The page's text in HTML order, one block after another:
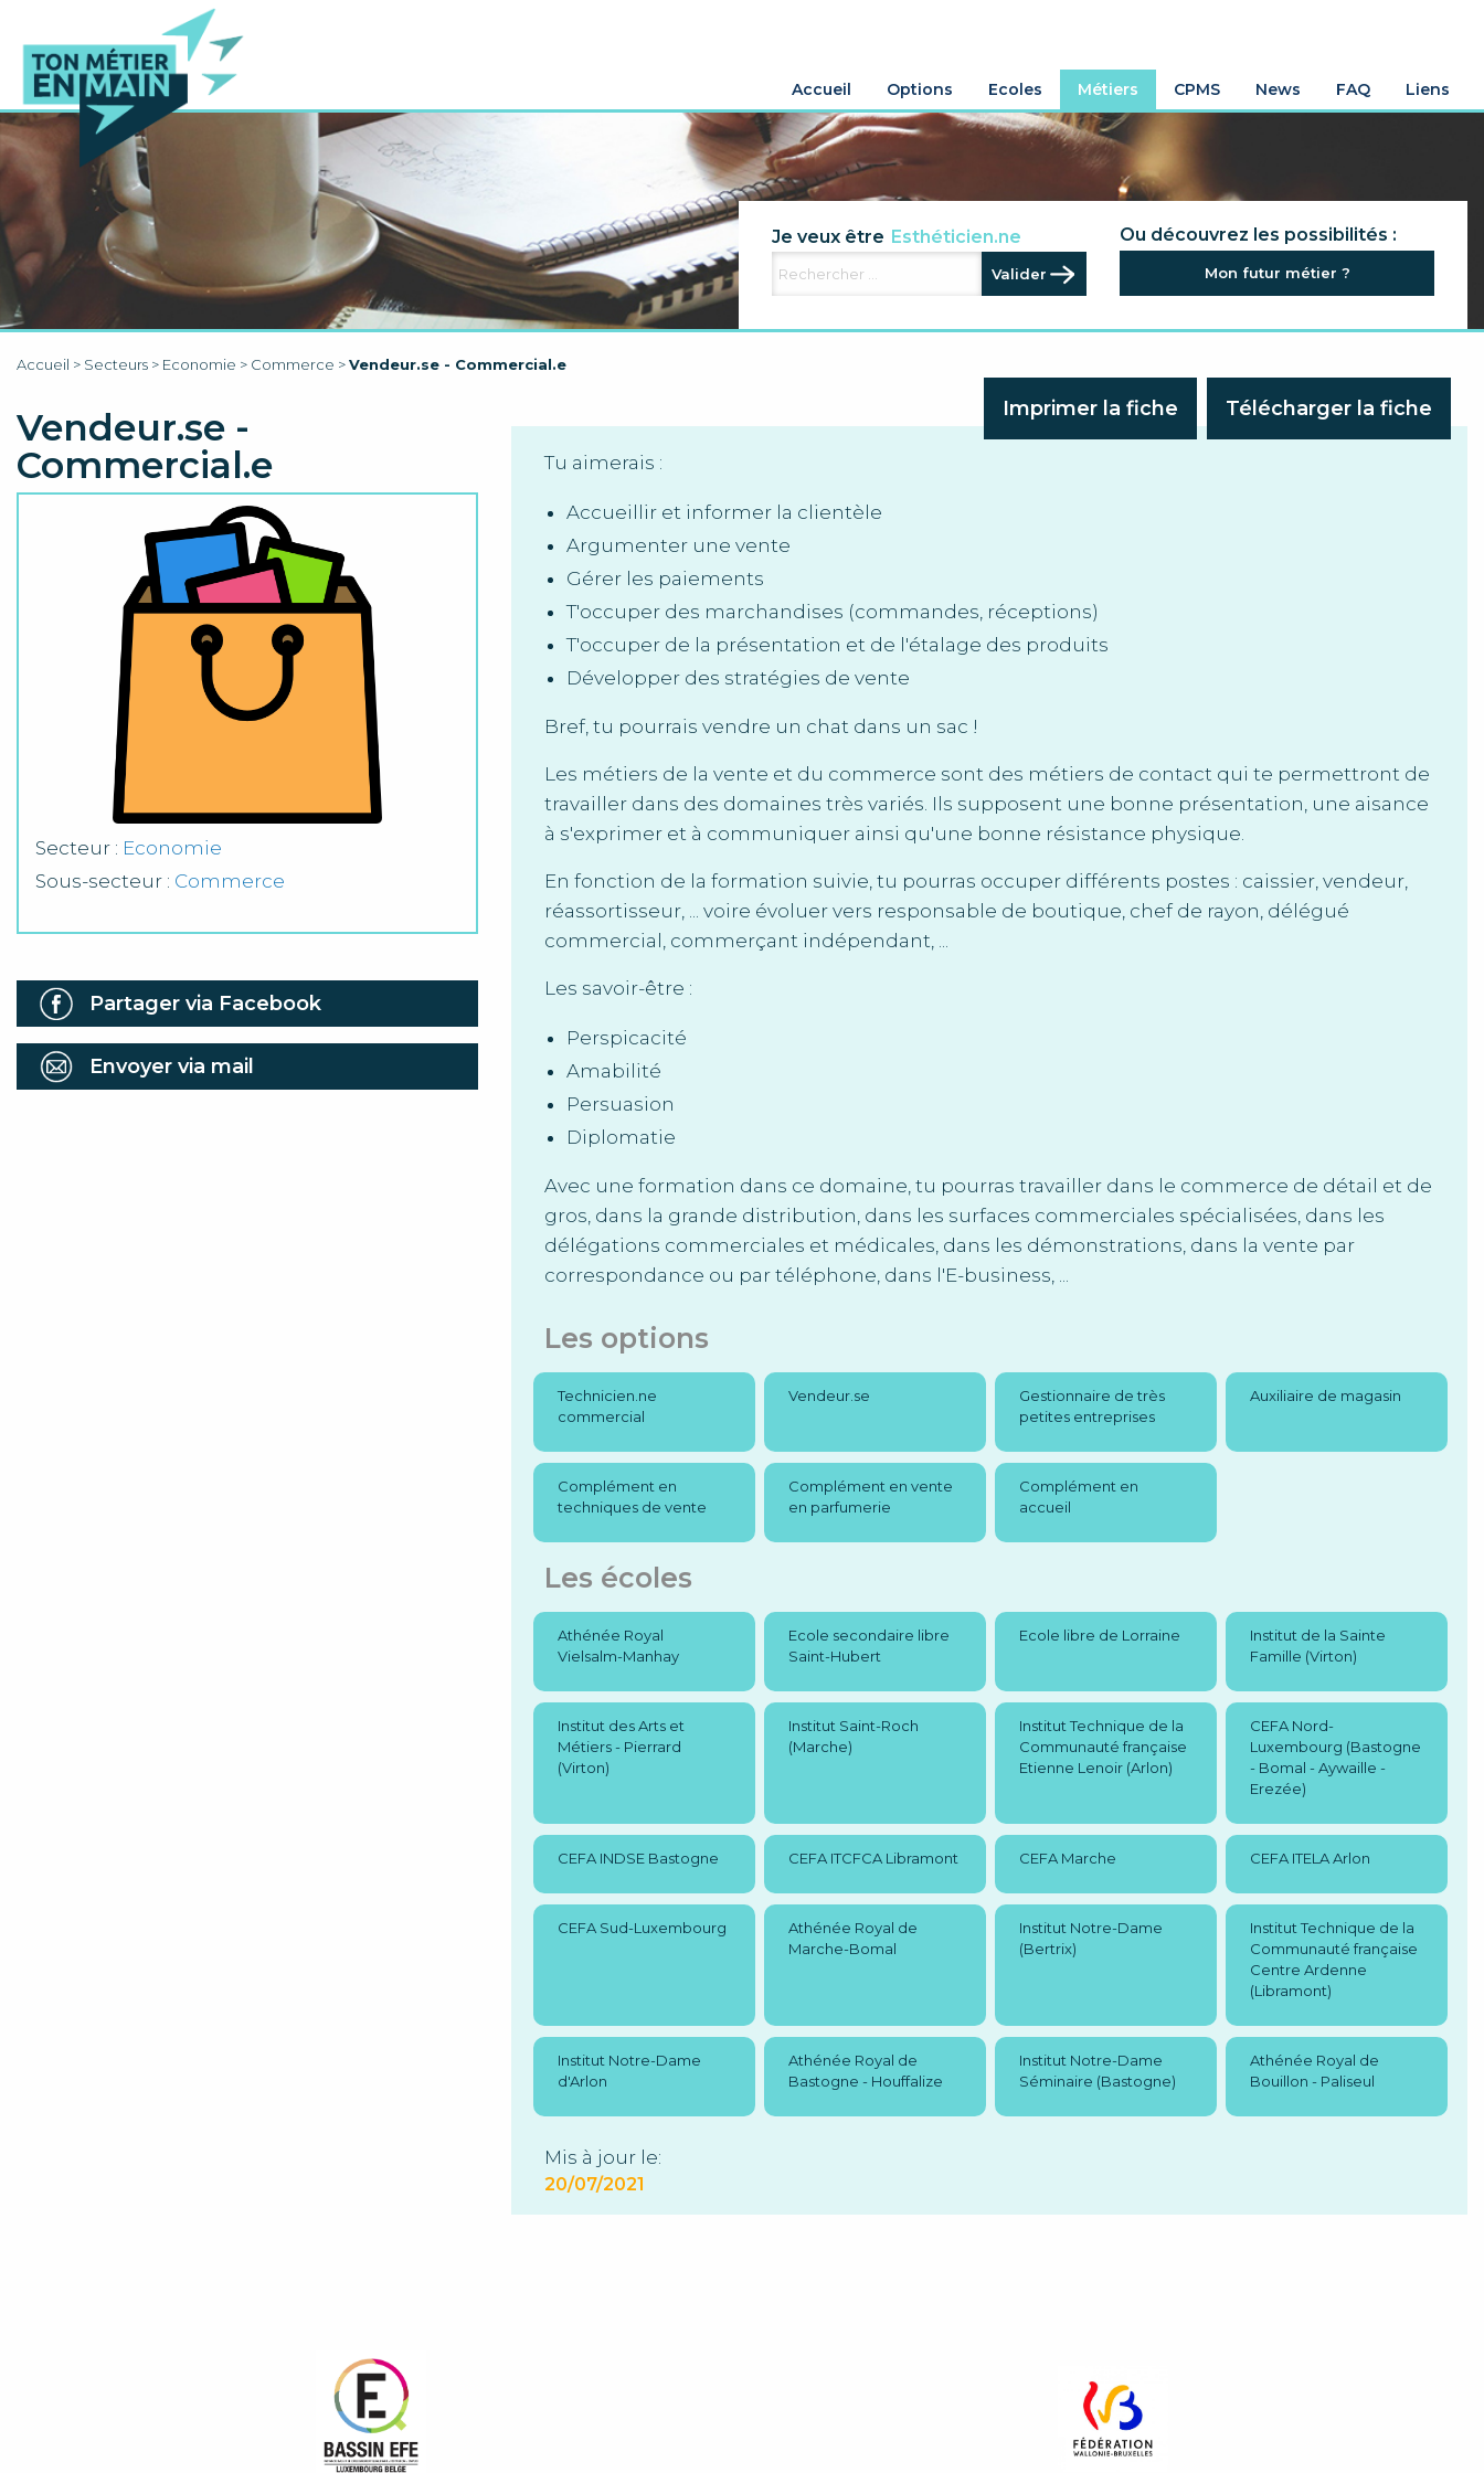
Accueil Options Ecoles Métiers CPMS News FAQ Liens
Je veux être Esthéticien.ne
Electricien.ne
Aide familial.e
Ou découvrez les possibilités :
Mon futur métier ?
Accueil > Secteurs > Economie > Commerce >Vendeur.se - Commercial.e
Vendeur.se -
Commercial.e
Secteur : Economie
Sous-secteur : Commerce
Partager via Facebook
Envoyer via mail
Imprimer la fiche Télécharger la fiche
Tu aimerais :
Accueillir et informer la clientèle
Argumenter une vente
Gérer les paiements
T'occuper des marchandises (commandes, réceptions)
T'occuper de la présentation et de l'étalage des produits
Développer des stratégies de vente
Bref, tu pourrais vendre un chat dans un sac !
Les métiers de la vente et du commerce sont des métiers de contact qui te permettront de
travailler dans des domaines très variés. Ils supposent une bonne présentation, une aisance
à s'exprimer et à communiquer ainsi qu'une bonne résistance physique.
En fonction de la formation suivie, tu pourras occuper différents postes : caissier, vendeur,
réassortisseur, ... voire évoluer vers responsable de boutique, chef de rayon, délégué
commercial, commerçant indépendant, ...
Les savoir-être :
Perspicacité
Amabilité
Persuasion
Diplomatie
Avec une formation dans ce domaine, tu pourras travailler dans le commerce de détail et de
gros, dans la grande distribution, dans les surfaces commerciales spécialisées, dans les
délégations commerciales et médicales, dans les démonstrations, dans la vente par
correspondance ou par téléphone, dans l'E-business, ...
Les options
Technicien.ne
commercial
Vendeur.se
Gestionnaire de très
petites entreprises
Auxiliaire de magasin
Complément en
techniques de vente
Complément en vente
en parfumerie
Complément en
accueil
Les écoles
Athénée Royal
Vielsalm-Manhay
Ecole secondaire libre
Saint-Hubert
Ecole libre de Lorraine
Institut de la Sainte
Famille (Virton)
Institut des Arts et
Métiers - Pierrard
(Virton)
Institut Saint-Roch
(Marche)
Institut Technique de la
Communauté française
Etienne Lenoir (Arlon)
CEFA Nord-
Luxembourg (Bastogne
- Bomal - Aywaille -
Erezée)
CEFA INDSE Bastogne CEFA ITCFCA Libramont CEFA Marche CEFA ITELA Arlon
CEFA Sud-Luxembourg
Athénée Royal de
Marche-Bomal
Institut Notre-Dame
(Bertrix)
Institut Technique de la
Communauté française
Centre Ardenne
(Libramont)
Institut Notre-Dame
d'Arlon
Athénée Royal de
Bastogne - Houffalize
Institut Notre-Dame
Séminaire (Bastogne)
Athénée Royal de
Bouillon - Paliseul
Mis à jour le:
20/07/2021